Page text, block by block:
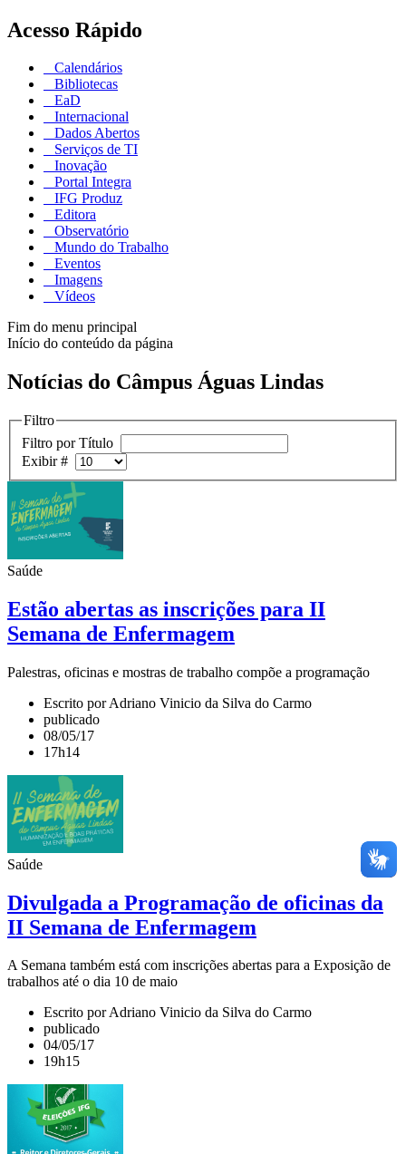
Acesso Rápido
Calendários
Bibliotecas
EaD
Internacional
Dados Abertos
Serviços de TI
Inovação
Portal Integra
IFG Produz
Editora
Observatório
Mundo do Trabalho
Eventos
Imagens
Vídeos
Fim do menu principal
Início do conteúdo da página
Notícias do Câmpus Águas Lindas
Filtro
Filtro por Título
Exibir #
Saúde
Estão abertas as inscrições para II
Semana de Enfermagem
Palestras, oficinas e mostras de trabalho compõe a programação
Escrito por Adriano Vinicio da Silva do Carmo
publicado
08/05/17
17h14
Saúde
Divulgada a Programação de oficinas da
II Semana de Enfermagem
A Semana também está com inscrições abertas para a Exposição de
trabalhos até o dia 10 de maio
Escrito por Adriano Vinicio da Silva do Carmo
publicado
04/05/17
19h15